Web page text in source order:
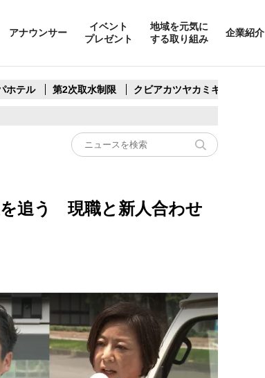
アナウンサー
イベント
プレゼント
地域を元気に
する取り組み
企業紹介
ホテル 第2次取水制限 クビアカツヤカミキリ
追う 現職と新人合わせ